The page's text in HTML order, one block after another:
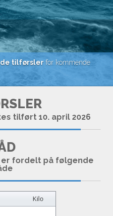
tilførsler for kommende
tilført 10. april 2026
fordelt på følgende
Kilo